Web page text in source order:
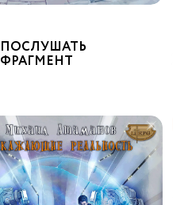
ПОСЛУШАТЬ
ФРАГМЕНТ